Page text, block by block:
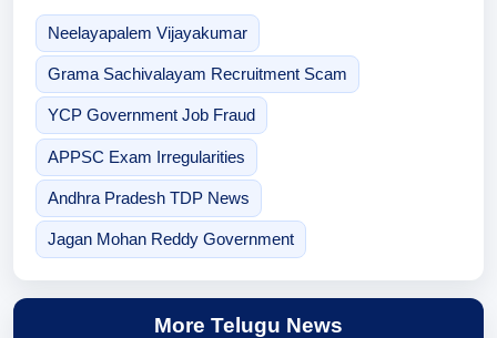
Neelayapalem Vijayakumar
Grama Sachivalayam Recruitment Scam
YCP Government Job Fraud
APPSC Exam Irregularities
Andhra Pradesh TDP News
Jagan Mohan Reddy Government
More Telugu News